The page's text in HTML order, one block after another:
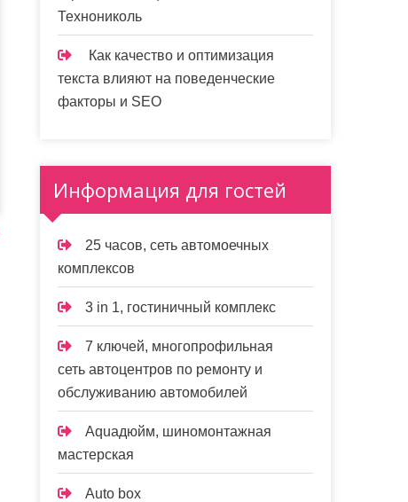
Технониколь
Как качество и оптимизация
текста влияют на поведенческие
факторы и SEO
Информация для гостей
25 часов, сеть автомоечных
комплексов
3 in 1, гостиничный комплекс
7 ключей, многопрофильная
сеть автоцентров по ремонту и
обслуживанию автомобилей
Aquaдюйм, шиномонтажная
мастерская
Auto box